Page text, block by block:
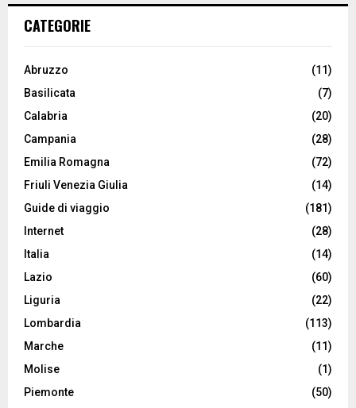
CATEGORIE
Abruzzo
(11)
Basilicata
(7)
Calabria
(20)
Campania
(28)
Emilia Romagna
(72)
Friuli Venezia Giulia
(14)
Guide di viaggio
(181)
Internet
(28)
Italia
(14)
Lazio
(60)
Liguria
(22)
Lombardia
(113)
Marche
(11)
Molise
(1)
Piemonte
(50)